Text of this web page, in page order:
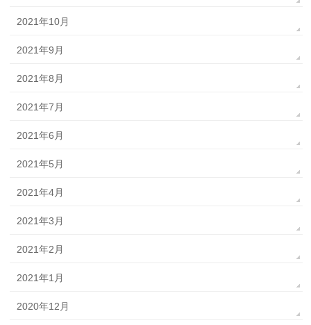
2021年10月
2021年9月
2021年8月
2021年7月
2021年6月
2021年5月
2021年4月
2021年3月
2021年2月
2021年1月
2020年12月